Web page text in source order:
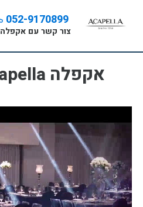
052-9170899
צור קשר עם אקפלה Acapella - נתניה
אקפלה Acapella - נתניה